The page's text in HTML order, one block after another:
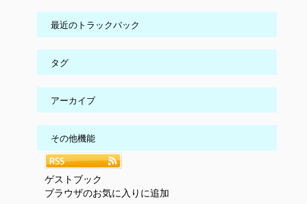
最近のトラックバック
タグ
アーカイブ
その他機能
ゲストブック
ブラウザのお気に入りに追加